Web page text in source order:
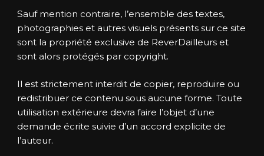
Sauf mention contraire, l’ensemble des textes,
photographies et autres visuels présents sur ce site
sont la propriété exclusive de ReverDailleurs et
sont alors protégés par copyright.
Il est strictement interdit de copier, reproduire ou
redistribuer ce contenu sous aucune forme. Toute
utilisation extérieure devra faire l’objet d’une
demande écrite suivie d’un accord explicite de
l’auteur.